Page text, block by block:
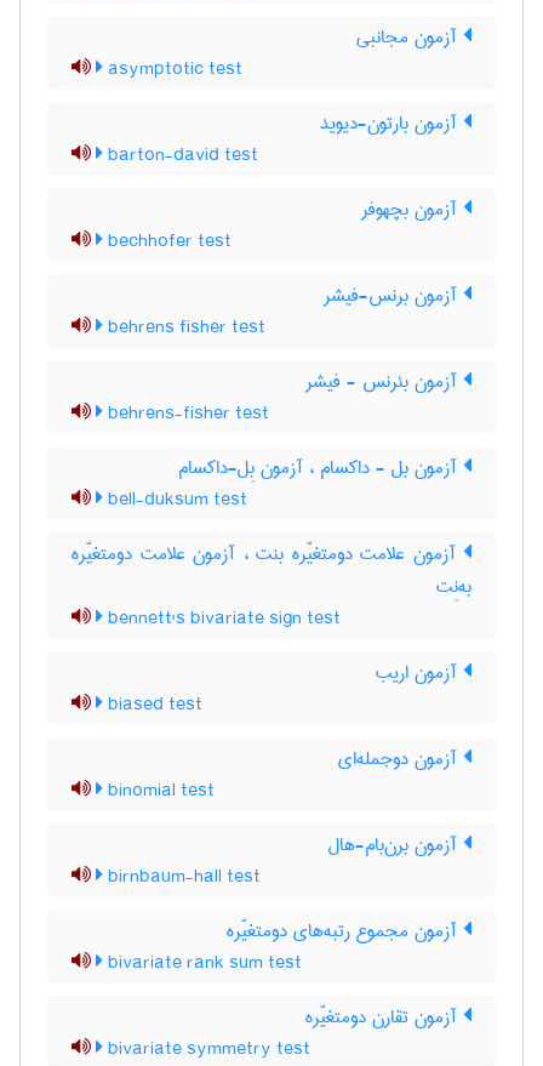
آزمون مجانبی
asymptotic test
آزمون بارتون-دیوید
barton-david test
آزمون بچهوفر
bechhofer test
آزمون برنس-فیشر
behrens fisher test
آزمون بئرنس - فیشر
behrens-fisher test
آزمون بل - داکسام ، آزمون بِل-داکسام
bell-duksum test
آزمون علامت دومتغیّره بنت ، آزمون علامت دومتغیّره
به‌نِت
bennett's bivariate sign test
آزمون اریب
biased test
آزمون دوجمله‌ای
binomial test
آزمون برن‌بام-هال
birnbaum-hall test
آزمون مجموع رتبه‌های دومتغیّره
bivariate rank sum test
آزمون تقارن دومتغیّره
bivariate symmetry test